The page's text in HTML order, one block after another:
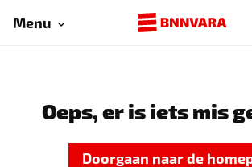
Menu
Oeps, er is iets mis
Doorgaan naar de